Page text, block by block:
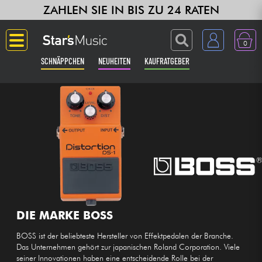
ZAHLEN SIE IN BIS ZU 24 RATEN
0
SCHNÄPPCHEN NEUHEITEN KAUFRATGEBER
Gitarre & Bass
Verstärker & Effekte
Synths & samplers
Studio
DIE MARKE BOSS
BOSS ist der beliebteste Hersteller von Effektpedalen der Branche.
Das Unternehmen gehört zur japanischen Roland Corporation. Viele
seiner Innovationen haben eine entscheidende Rolle bei der